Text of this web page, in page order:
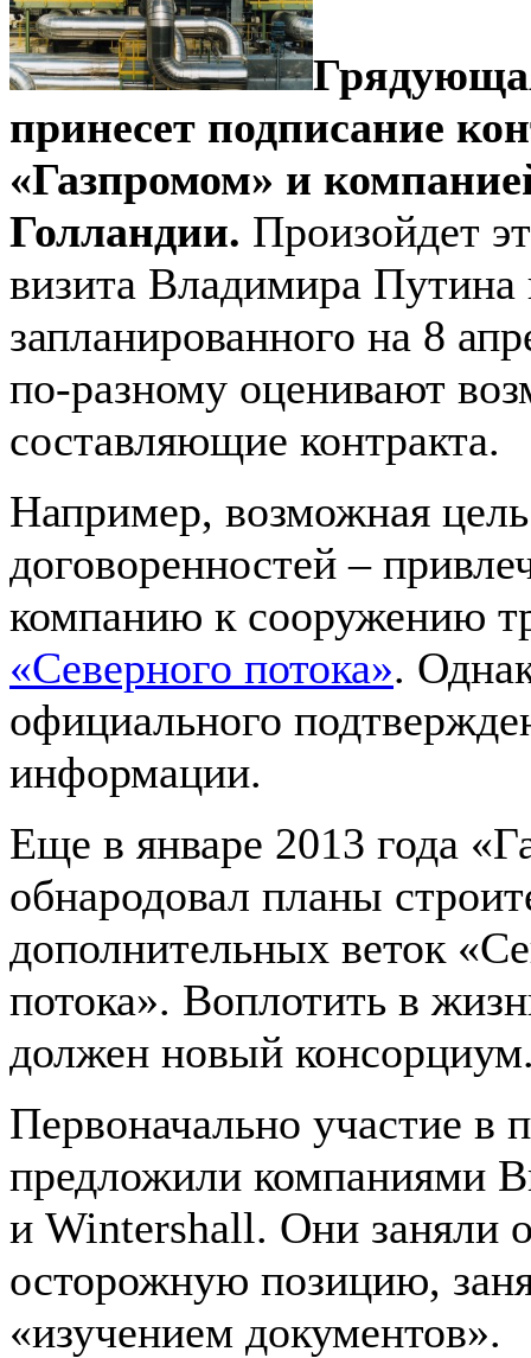
принесет подписание
«Газпромом» и
Голландии. Произойдет
визита Владимира Путина
запланированного на 8
по-разному оценивают
составляющие контракта.
Например, возможная
договоренностей –
компанию к сооружению
«Северного потока».
официального
информации.
Еще в январе 2013 года
обнародовал планы
дополнительных веток
потока». Воплотить в
должен новый
Первоначально участие в
предложили компаниями
и Wintershall. Они заняли
осторожную позицию,
«изучением документов».